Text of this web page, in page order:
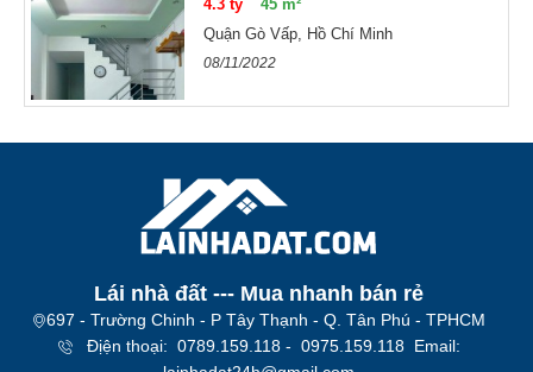
4.3 tỷ
45 m²
Quận Gò Vấp, Hồ Chí Minh
08/11/2022
Lái nhà đất --- Mua nhanh bán rẻ​
697 - Trường Chinh - P Tây Thạnh - Q. Tân Phú - TPHCM
Địện thoại: 0789.159.118 - 0975.159.118 Email: